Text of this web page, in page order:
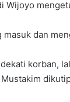
Wijoyo
masuk dan
korban,